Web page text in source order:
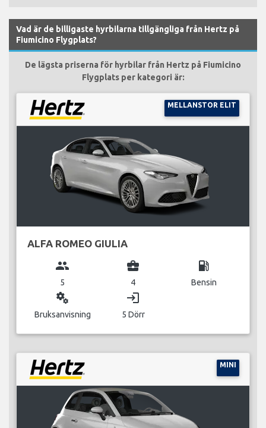
Vad är de billigaste hyrbilarna tillgängliga från Hertz på
Fiumicino Flygplats?
De lägsta priserna för hyrbilar från Hertz på Fiumicino
Flygplats per kategori är:
MELLANSTOR ELIT
ALFA ROMEO GIULIA
group
5
business_center
4
local_gas_station
Bensin
miscellaneous_services
Bruksanvisning
login
5 Dörr
MINI